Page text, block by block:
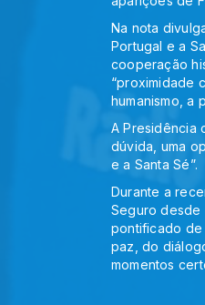
Na nota
Portugal e a
cooperação
“proximidade
humanismo, a
A Presidência
dúvida, uma
e a Santa Sé”.
Durante a
Seguro
pontificado de
paz, do
momentos